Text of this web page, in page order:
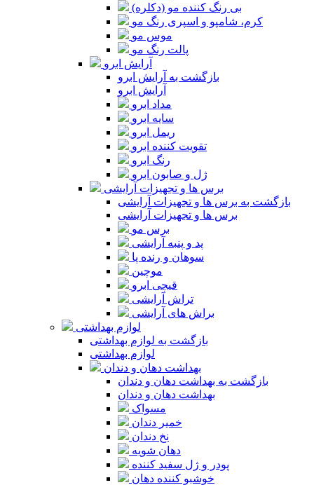
بی رنگ کننده مو (دکلره)
کرم، شامپو و اسپری رنگ مو
موس مو
پالت رنگ مو
آرایش ابرو
بازگشت به آرایش ابرو
آرایش ابرو
مداد ابرو
سایه ابرو
ریمل ابرو
تقویت کننده ابرو
رنگ ابرو
ژل و صابون ابرو
برس ها و تجهیزات آرایشی
بازگشت به برس ها و تجهیزات آرایشی
برس ها و تجهیزات آرایشی
برس مو
پد و پنبه آرایشی
سوهان و رنده پا
موچین
قیچی ابرو
تراش آرایشی
براش های آرایشی
لوازم بهداشتی
بازگشت به لوازم بهداشتی
لوازم بهداشتی
بهداشت دهان و دندان
بازگشت به بهداشت دهان و دندان
بهداشت دهان و دندان
مسواک
خمیر دندان
نخ دندان
دهان شویه
پودر و ژل سفید کننده
خوشبو کننده دهان